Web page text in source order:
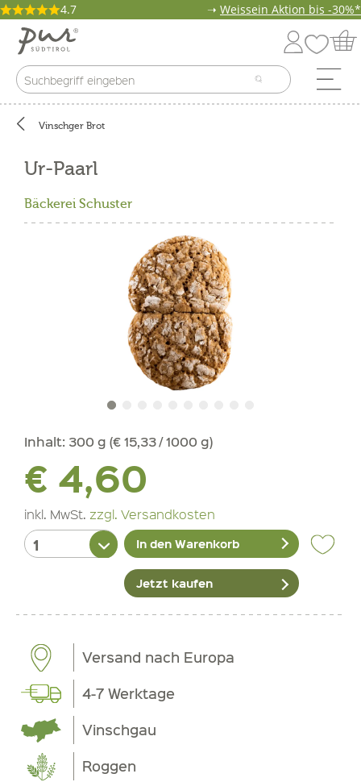
4.7 ➝ Weissein Aktion bis -30%*
Vinschger Brot
Ur-Paarl
Bäckerei Schuster
Inhalt: 300 g (€ 15,33 / 1000 g)
€ 4,60
inkl. MwSt. zzgl. Versandkosten
In den Warenkorb
Jetzt kaufen
Versand nach Europa
4-7 Werktage
Vinschgau
Roggen